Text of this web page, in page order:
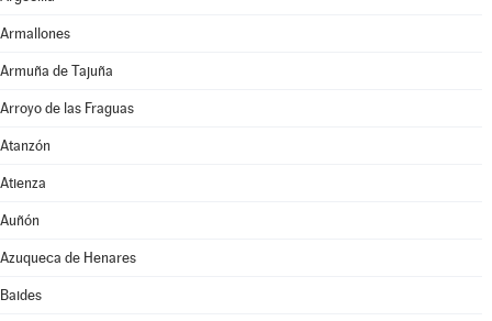
Armallones
Armuña de Tajuña
Arroyo de las Fraguas
Atanzón
Atienza
Auñón
Azuqueca de Henares
Baides